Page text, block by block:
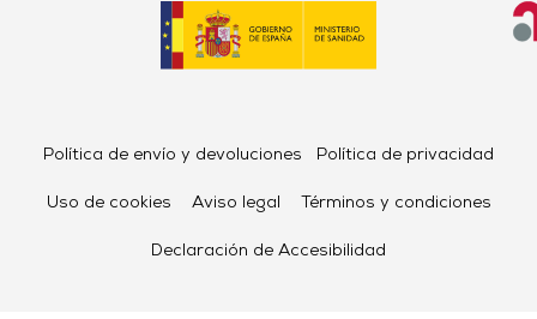
Política de envío y devoluciones Política de privacidad
Uso de cookies Aviso legal Términos y condiciones
Declaración de Accesibilidad